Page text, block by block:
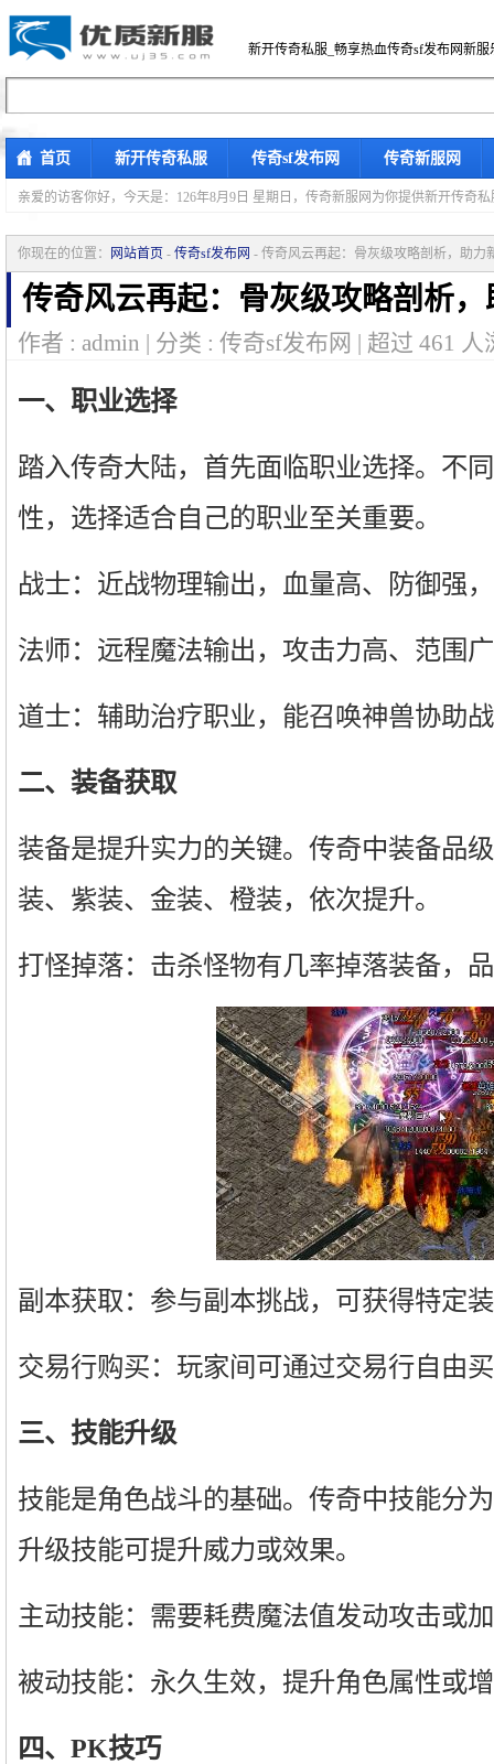
新开传奇私服_畅享热血传奇sf发布网新服
首页 新开传奇私服 传奇sf发布网 传奇新服网
亲爱的访客你好， 今天是：126年8月9日 星期日，传奇新服网为你提供新开传奇
你现在的位置： 网站首页 - 传奇sf发布网 - 传奇风云再起：骨灰级攻略剖析，助力
传奇风云再起：骨灰级攻略剖析
作者 : admin | 分类 : 传奇sf发布网 | 超过 461 人
一、职业选择
踏入传奇大陆，首先面临职业选择。不
性，选择适合自己的职业至关重要。
战士：近战物理输出，血量高、防御强
法师：远程魔法输出，攻击力高、范围
道士：辅助治疗职业，能召唤神兽协助
二、装备获取
装备是提升实力的关键。传奇中装备品
装、紫装、金装、橙装，依次提升。
打怪掉落：击杀怪物有几率掉落装备，
副本获取：参与副本挑战，可获得特定
交易行购买：玩家间可通过交易行自由
三、技能升级
技能是角色战斗的基础。传奇中技能分
升级技能可提升威力或效果。
主动技能：需要耗费魔法值发动攻击或
被动技能：永久生效，提升角色属性或
四、PK技巧